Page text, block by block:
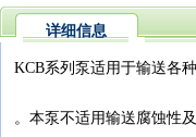
详细信息
KCB系列泵适用于输送各
。本泵不适用输送腐蚀性